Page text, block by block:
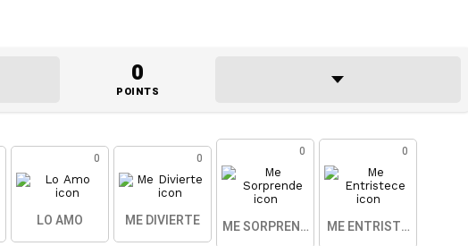
0
POINTS
0
LO AMO
0
ME DIVIERTE
0
ME SORPRENDE
0
ME ENTRISTECE